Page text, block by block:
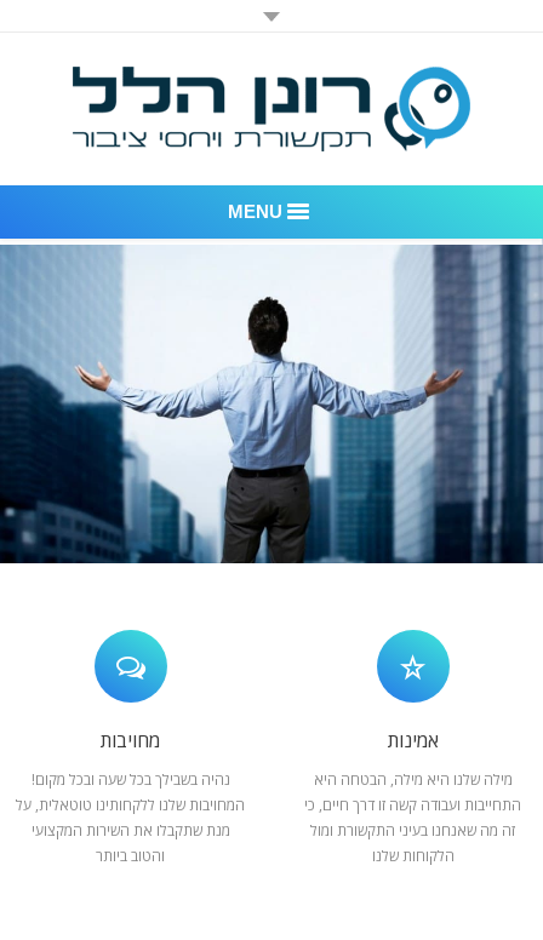
MENU
דוגמאות לעבודות שביצענו
לקוחות – משרד יחסי ציבור רונן הלל
חדר חדשות
המלצות
צור קשר
אמינות
מילה שלנו היא מילה, הבטחה היא
התחייבות ועבודה קשה זו דרך חיים, כי
זה מה שאנחנו בעיני התקשורת ומול
הלקוחות שלנו
מחויבות
נהיה בשבילך בכל שעה ובכל מקום!
המחויבות שלנו ללקחותינו טוטאלית, על
מנת שתקבלו את השירות המקצועי
והטוב ביותר